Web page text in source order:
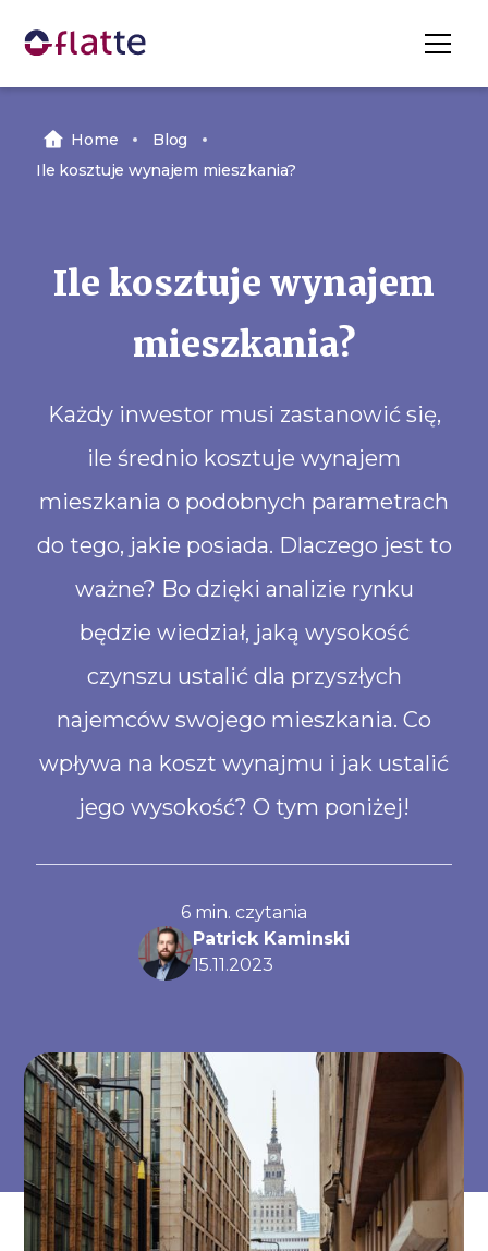
Home
Blog
Ile kosztuje wynajem mieszkania?
Ile kosztuje wynajem
mieszkania?
‍Każdy inwestor musi zastanowić się,
ile średnio kosztuje wynajem
mieszkania o podobnych parametrach
do tego, jakie posiada. Dlaczego jest to
ważne? Bo dzięki analizie rynku
będzie wiedział, jaką wysokość
czynszu ustalić dla przyszłych
najemców swojego mieszkania. Co
wpływa na koszt wynajmu i jak ustalić
jego wysokość? O tym poniżej!
Patrick Kaminski
15.11.2023
6 min. czytania